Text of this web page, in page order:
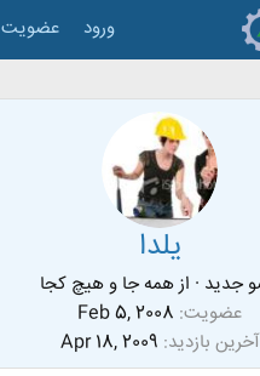
ورود عضویت
يلدا
جدید · ازهمه جا و هيچ كجا
عضویت Feb 5, 2008
آخرین بازدید Apr 18, 2009